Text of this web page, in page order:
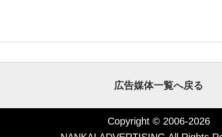
広告媒体一覧へ戻る
Copyright © 2006-2026